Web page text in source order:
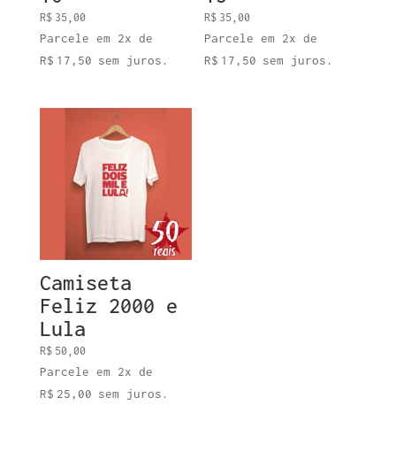
R$ 35,00
Parcele em 2x de
R$ 17,50 sem juros.
R$ 35,00
Parcele em 2x de
R$ 17,50 sem juros.
Camiseta
Feliz 2000 e
Lula
R$ 50,00
Parcele em 2x de
R$ 25,00 sem juros.